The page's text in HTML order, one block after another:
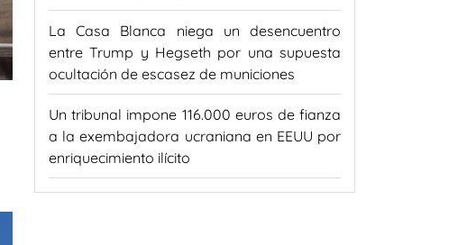
La Casa Blanca niega un desencuentro
entre Trump y Hegseth por una supuesta
ocultación de escasez de municiones
Un tribunal impone 116.000 euros de fianza
a la exembajadora ucraniana en EEUU por
enriquecimiento ilícito